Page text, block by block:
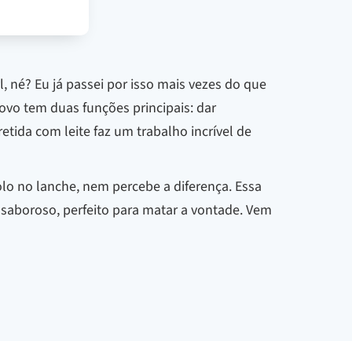
Eu já passei por isso mais vezes do que
tem duas funções principais: dar
com leite faz um trabalho incrível de
no lanche, nem percebe a diferença. Essa
perfeito para matar a vontade. Vem